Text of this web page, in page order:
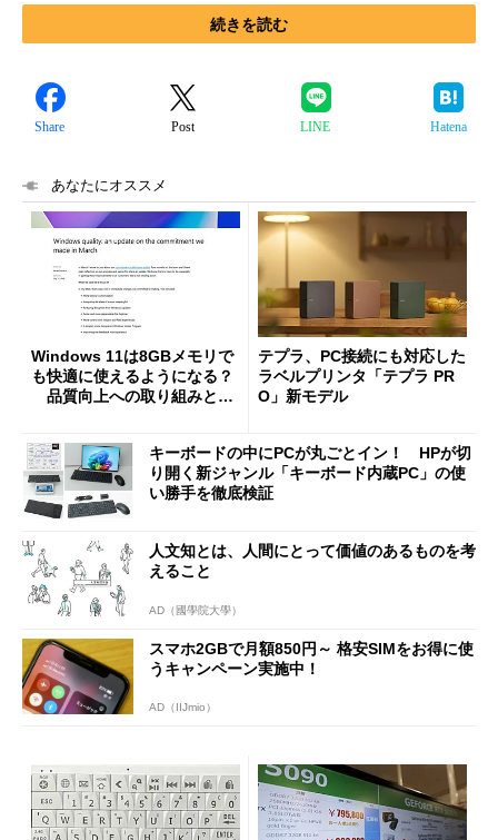
続きを読む
Share Post LINE Hatena
あなたにオススメ
Windows 11は8GBメモリで
も快適に使えるようになる？
品質向上への取り組みと
テプラ、PC接続にも対応した
ラベルプリンタ「テプラ PR
O」新モデル
キーボードの中にPCが丸ごとイン！ HPが切
り開く新ジャンル「キーボード内蔵PC」の使
い勝手を徹底検証
人文知とは、人間にとって価値のあるものを考
えること
AD（國學院大學）
スマホ2GBで月額850円～ 格安SIMをお得に使
うキャンペーン実施中！
AD（IIJmio）